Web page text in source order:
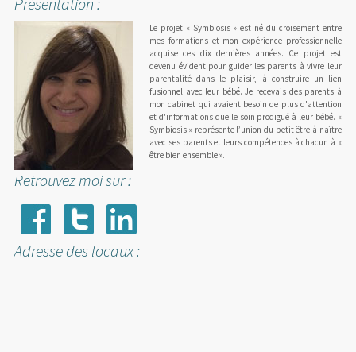
Le projet « Symbiosis » est né du croisement entre
mes formations et mon expérience professionnelle
acquise ces dix dernières années. Ce projet est
devenu évident pour guider les parents à vivre leur
parentalité dans le plaisir, à construire un lien
fusionnel avec leur bébé. Je recevais des parents à
mon cabinet qui avaient besoin de plus d'attention
et d'informations que le soin prodigué à leur bébé. «
Symbiosis » représente l’union du petit être à naître
avec ses parents et leurs compétences à chacun à «
être bien ensemble ».
Retrouvez moi sur :
Adresse des locaux :